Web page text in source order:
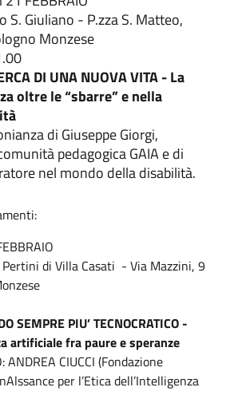
S. Giuliano - P.zza S. Matteo,
Monzese
DI UNA NUOVA VITA - La
oltre le “sbarre” e nella
di Giuseppe Giorgi,
pedagogica GAIA e di
nel mondo della disabilità.
Pertini di Villa Casati - Via Mazzini, 9
SEMPRE PIU’ TECNOCRATICO -
artificiale fra paure e speranze
ANDREA CIUCCI (Fondazione
per l’Etica dell’Intelligenza